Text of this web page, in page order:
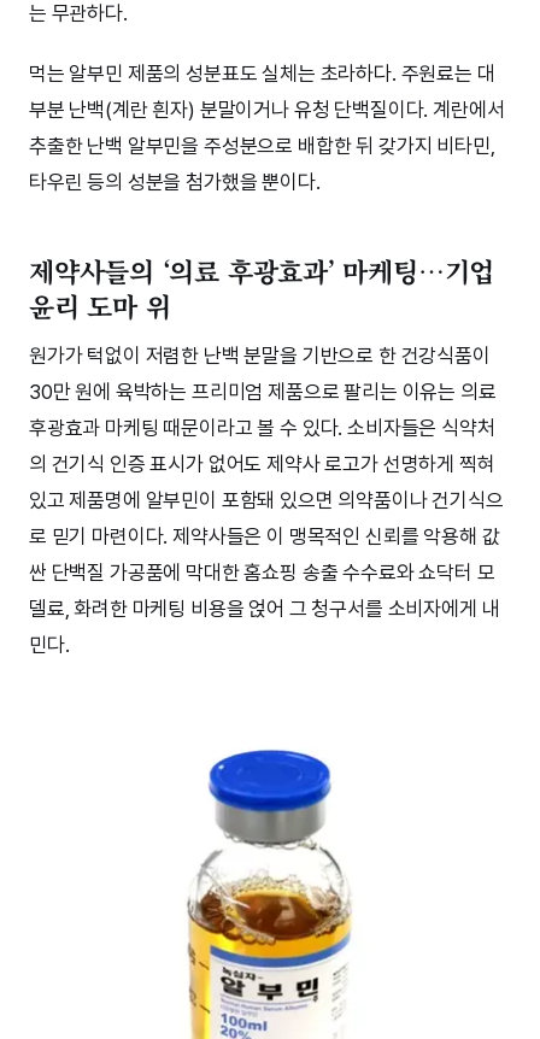
는 무관하다.
먹는 알부민 제품의 성분표도 실체는 초라하다. 주원료는 대
부분 난백(계란 흰자) 분말이거나 유청 단백질이다. 계란에서
추출한 난백 알부민을 주성분으로 배합한 뒤 갖가지 비타민,
타우린 등의 성분을 첨가했을 뿐이다.
제약사들의 ‘의료 후광효과’ 마케팅…기업
윤리 도마 위
원가가 턱없이 저렴한 난백 분말을 기반으로 한 건강식품이
30만 원에 육박하는 프리미엄 제품으로 팔리는 이유는 의료
후광효과 마케팅 때문이라고 볼 수 있다. 소비자들은 식약처
의 건기식 인증 표시가 없어도 제약사 로고가 선명하게 찍혀
있고 제품명에 알부민이 포함돼 있으면 의약품이나 건기식으
로 믿기 마련이다. 제약사들은 이 맹목적인 신뢰를 악용해 값
싼 단백질 가공품에 막대한 홈쇼핑 송출 수수료와 쇼닥터 모
델료, 화려한 마케팅 비용을 얹어 그 청구서를 소비자에게 내
민다.